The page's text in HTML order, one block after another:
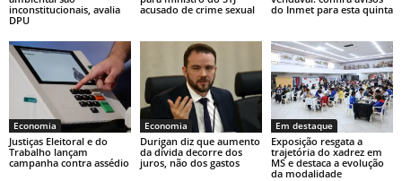
inconstitucionais, avalia
DPU
acusado de crime sexual
do Inmet para esta quinta
Economia
Justiças Eleitoral e do
Trabalho lançam
campanha contra assédio
Economia
Durigan diz que aumento
da dívida decorre dos
juros, não dos gastos
Em destaque
Exposição resgata a
trajetória do xadrez em
MS e destaca a evolução
da modalidade